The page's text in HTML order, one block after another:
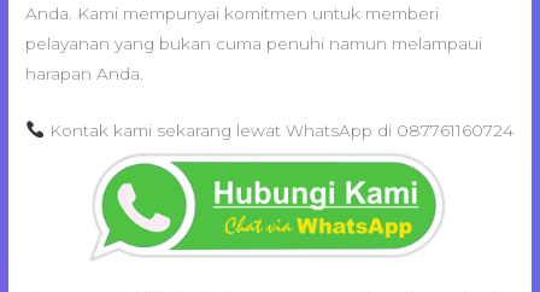
Anda. Kami mempunyai komitmen untuk memberi
pelayanan yang bukan cuma penuhi namun melampaui
harapan Anda.
Kontak kami sekarang lewat WhatsApp di 087761160724